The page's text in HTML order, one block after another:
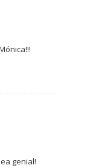
genial!